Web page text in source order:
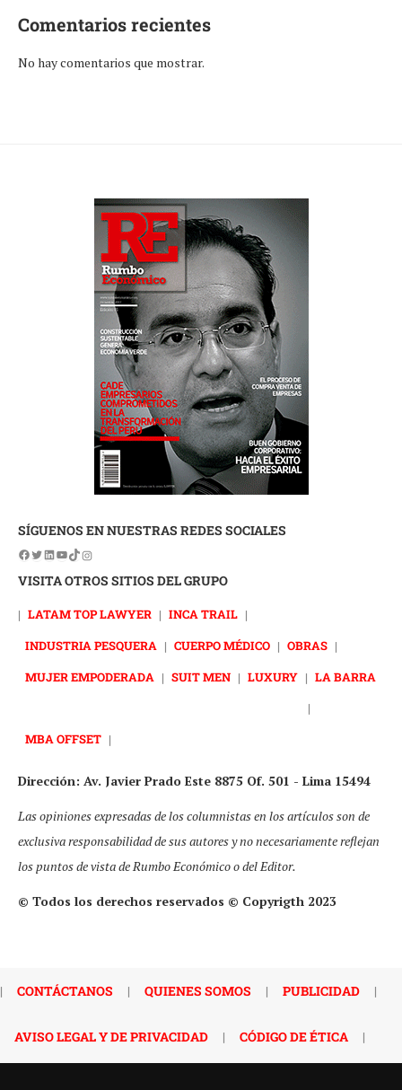
Comentarios recientes
No hay comentarios que mostrar.
SÍGUENOS EN NUESTRAS REDES SOCIALES
VISITA OTROS SITIOS DEL GRUPO
| LATAM TOP LAWYER | INCA TRAIL |
INDUSTRIA PESQUERA | CUERPO MÉDICO | OBRAS |
MUJER EMPODERADA | SUIT MEN | LUXURY | LA BARRA
|
MBA OFFSET |
Dirección: Av. Javier Prado Este 8875 Of. 501 - Lima 15494
Las opiniones expresadas de los columnistas en los artículos son de
exclusiva responsabilidad de sus autores y no necesariamente reflejan
los puntos de vista de Rumbo Económico o del Editor.
© Todos los derechos reservados © Copyrigth 2023
| CONTÁCTANOS | QUIENES SOMOS | PUBLICIDAD |
AVISO LEGAL Y DE PRIVACIDAD | CÓDIGO DE ÉTICA |